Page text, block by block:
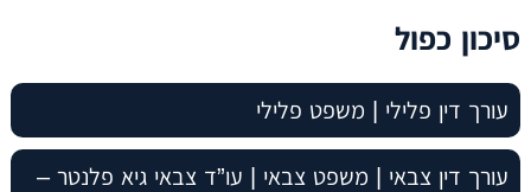
סיכון כפול
עורך דין פלילי | משפט פלילי
עורך דין צבאי | משפט צבאי | עו”ד צבאי גיא פלנטר –